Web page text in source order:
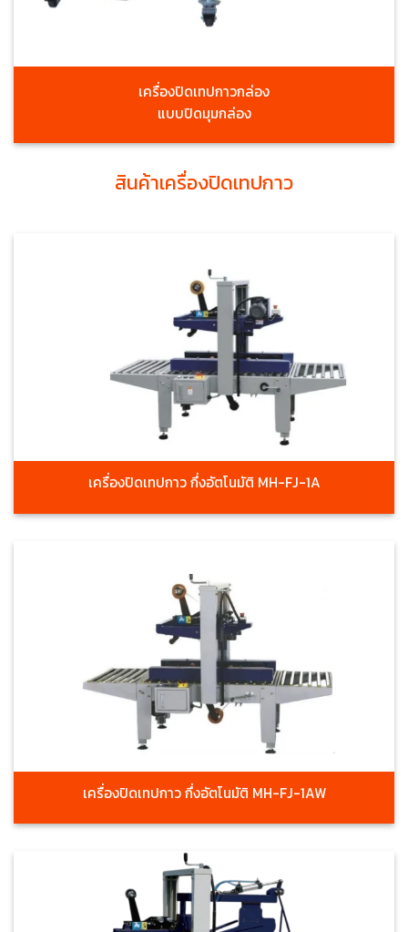
เครื่องปิดเทปกาวกล่อง
แบบปิดมุมกล่อง
สินค้าเครื่องปิดเทปกาว
เครื่องปิดเทปกาว กึ่งอัตโนมัติ MH-FJ-1A
เครื่องปิดเทปกาว กึ่งอัตโนมัติ MH-FJ-1AW